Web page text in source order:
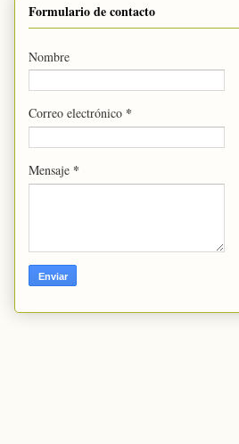
Formulario de contacto
Nombre
Correo electrónico *
Mensaje *